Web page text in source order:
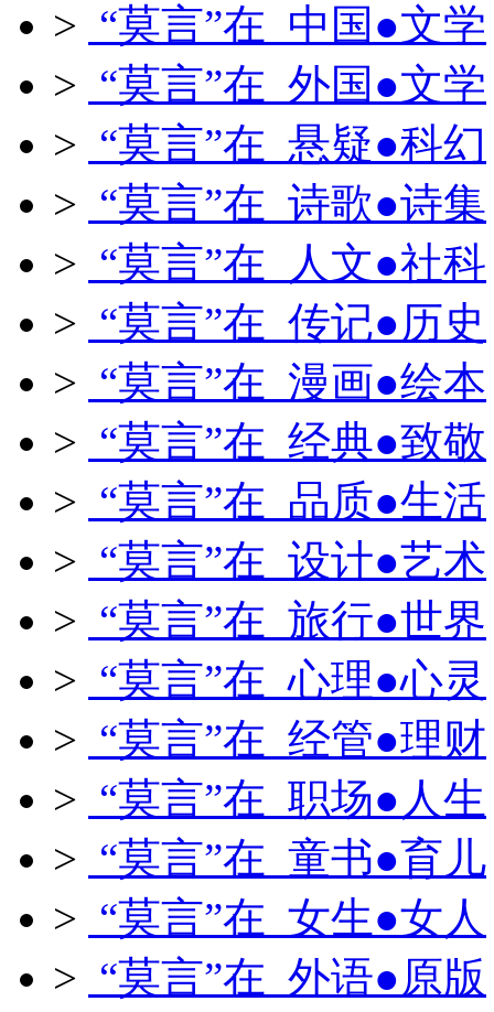
> “莫言”在 中国●文学
> “莫言”在 外国●文学
> “莫言”在 悬疑●科幻
> “莫言”在 诗歌●诗集
> “莫言”在 人文●社科
> “莫言”在 传记●历史
> “莫言”在 漫画●绘本
> “莫言”在 经典●致敬
> “莫言”在 品质●生活
> “莫言”在 设计●艺术
> “莫言”在 旅行●世界
> “莫言”在 心理●心灵
> “莫言”在 经管●理财
> “莫言”在 职场●人生
> “莫言”在 童书●育儿
> “莫言”在 女生●女人
> “莫言”在 外语●原版